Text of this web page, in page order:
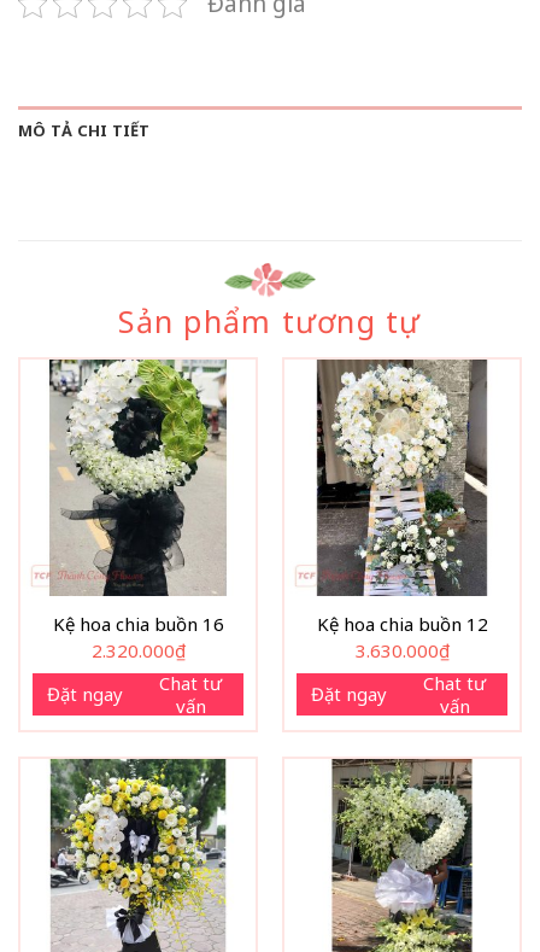
MÔ TẢ CHI TIẾT
Sản phẩm tương tự
Kệ hoa chia buồn 16
2.320.000₫
Đặt ngay
Chat tư
vấn
Kệ hoa chia buồn 12
3.630.000₫
Đặt ngay
Chat tư
vấn